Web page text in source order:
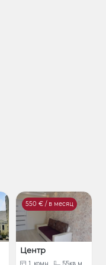
550 € / в месяц
Центр